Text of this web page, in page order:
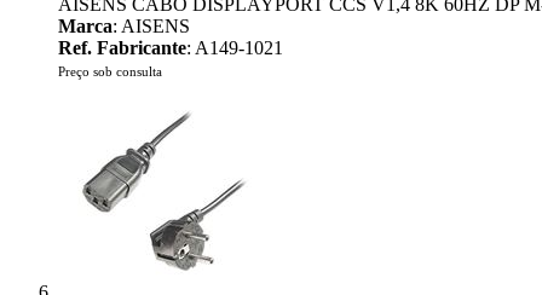
AISENS CABO DISPLAYPORT CCS V1,4 8K 60HZ DP
Marca: AISENS
Ref. Fabricante: A149-1021
Preço sob consulta